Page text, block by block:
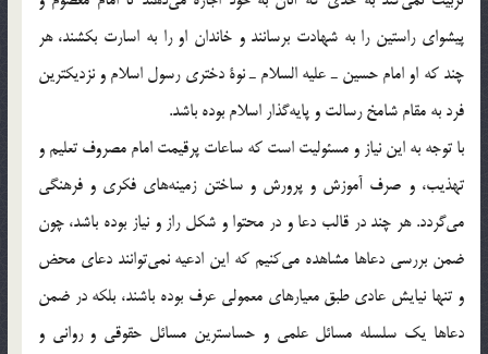
پيشواي راستين را به شهادت برسانند و خاندان او را به اسارت بكشند،‌ هر
چند كه او امام حسين ـ عليه السلام ـ نوة دختري رسول اسلام و نزديكترين
فرد به مقام شامخ رسالت و پايه‌گذار اسلام بوده باشد.
با توجه به اين نياز و مسئوليت است كه ساعات پرقيمت امام مصروف تعليم و
تهذيب، و صرف آموزش و پرورش و ساختن زمينه‌هاي فكري و فرهنگي
مي‌گردد. هر چند در قالب دعا و در محتوا و شكل راز و نياز بوده باشد، چون
ضمن بررسي دعاها مشاهده مي‌كنيم كه اين ادعيه نمي‌توانند دعاي محض
و تنها نيايش عادي طبق معيارهاي معمولي عرف بوده باشند، بلكه در ضمن
دعاها يك سلسله مسائل علمي و حساسترين مسائل حقوقي و رواني و